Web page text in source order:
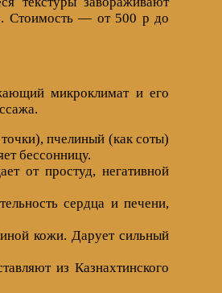
Стоимость — от 500 р до
микроклимат и его
пчелиный (как соты)
бессонницу.
от простуд, негативной
сердца и печени,
кожи. Дарует сильный
из Казнахтинского